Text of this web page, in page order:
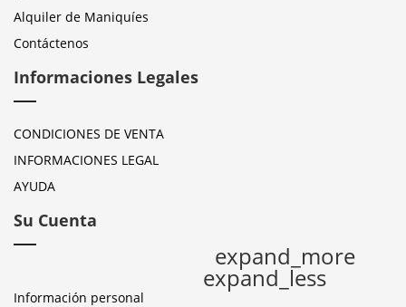
Alquiler de Maniquíes
Contáctenos
Informaciones Legales
CONDICIONES DE VENTA
INFORMACIONES LEGAL
AYUDA
Su Cuenta
expand_more
expand_less
Información personal